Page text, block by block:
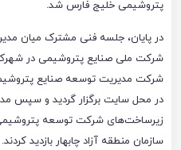
پتروشیمی خلیج فارس شد.
در پایان، جلسه فنی مشترک میان
شرکت ملی صنایع پتروشیمی در شهرک
شرکت مدیریت توسعه صنایع
در محل سایت برگزار گردید و سپس
زیرساخت‌های شرکت توسعه
سازمان منطقه آزاد چابهار بازدید کردند.